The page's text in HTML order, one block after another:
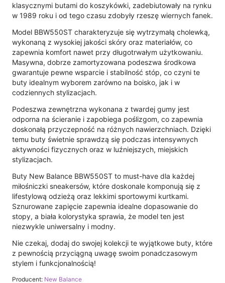
klasycznymi butami do koszykówki, zadebiutowały na rynku
w 1989 roku i od tego czasu zdobyły rzeszę wiernych fanek.
Model BBW550ST charakteryzuje się wytrzymałą cholewką,
wykonaną z wysokiej jakości skóry oraz materiałów, co
zapewnia komfort nawet przy długotrwałym użytkowaniu.
Masywna, dobrze zamortyzowana podeszwa środkowa
gwarantuje pewne wsparcie i stabilność stóp, co czyni te
buty idealnym wyborem zarówno na boisko, jak i w
codziennych stylizacjach.
Podeszwa zewnętrzna wykonana z twardej gumy jest
odporna na ścieranie i zapobiega poślizgom, co zapewnia
doskonałą przyczepność na różnych nawierzchniach. Dzięki
temu buty świetnie sprawdzą się podczas intensywnych
aktywności fizycznych oraz w luźniejszych, miejskich
stylizacjach.
Buty New Balance BBW550ST to must-have dla każdej
miłośniczki sneakersów, które doskonale komponują się z
lifestylową odzieżą oraz lekkimi sportowymi kurtkami.
Sznurowane zapięcie zapewnia idealne dopasowanie do
stopy, a biała kolorystyka sprawia, że model ten jest
niezwykle uniwersalny i modny.
Nie czekaj, dodaj do swojej kolekcji te wyjątkowe buty, które
z pewnością przyciągną uwagę swoim ponadczasowym
stylem i funkcjonalnością!
Producent: New Balance